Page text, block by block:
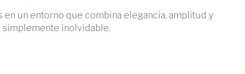
en un entorno que combina elegancia, amplitud y
simplemente inolvidable.